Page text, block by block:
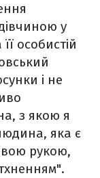
у
особистій
і не
з якою я
яка є
рукою,